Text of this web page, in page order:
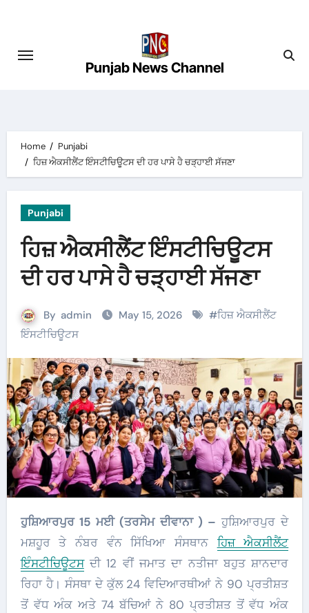
content
Punjab News Channel
Home
Punjabi
ਹਿਜ਼ ਐਕਸੀਲੈਂਟ ਇੰਸਟੀਚਿਊਟਸ ਦੀ ਹਰ ਪਾਸੇ ਹੈ ਚੜ੍ਹਾਈ ਸੱਜਣਾ
Punjabi
ਹਿਜ਼ ਐਕਸੀਲੈਂਟ ਇੰਸਟੀਚਿਊਟਸ
ਦੀ ਹਰ ਪਾਸੇ ਹੈ ਚੜ੍ਹਾਈ ਸੱਜਣਾ
By admin May 15, 2026 #ਹਿਜ਼ ਐਕਸੀਲੈਂਟ
ਇੰਸਟੀਚਿਊਟਸ
ਹੁਸ਼ਿਆਰਪੁਰ 15 ਮਈ (ਤਰਸੇਮ ਦੀਵਾਨਾ ) – ਹੁਸ਼ਿਆਰਪੁਰ ਦੇ
ਮਸ਼ਹੂਰ ਤੇ ਨੰਬਰ ਵੰਨ ਸਿੱਖਿਆ ਸੰਸਥਾਨ ਹਿਜ਼ ਐਕਸੀਲੈਂਟ
ਇੰਸਟੀਚਿਊਟਸਦੀ 12 ਵੀਂ ਜਮਾਤ ਦਾ ਨਤੀਜਾ ਬਹੁਤ ਸ਼ਾਨਦਾਰ
ਰਿਹਾ ਹੈ। ਸੰਸਥਾ ਦੇ ਕੁੱਲ 24 ਵਿਦਿਆਰਥੀਆਂ ਨੇ 90 ਪ੍ਰਤੀਸ਼ਤ
ਤੋਂ ਵੱਧ ਅੰਕ ਅਤੇ 74 ਬੱਚਿਆਂ ਨੇ 80 ਪ੍ਰਤੀਸ਼ਤ ਤੋਂ ਵੱਧ ਅੰਕ